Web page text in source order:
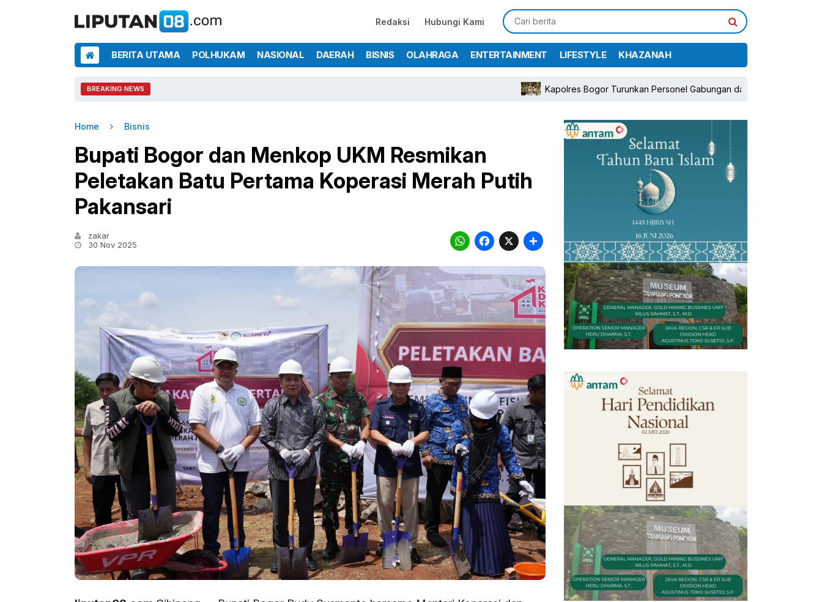
Redaksi Hubungi Kami
BERITA UTAMA POLHUKAM NASIONAL DAERAH BISNIS OLAHRAGA ENTERTAINMENT LIFESTYLE KHAZANAH
BREAKING NEWS Kapolres Bogor Turunkan Personel Gabungan dan Brimob, Prioritaskan
Home Bisnis
Bupati Bogor dan Menkop UKM Resmikan
Peletakan Batu Pertama Koperasi Merah Putih
Pakansari
zakar
30 Nov 2025
WhatsApp
Facebook
X Share